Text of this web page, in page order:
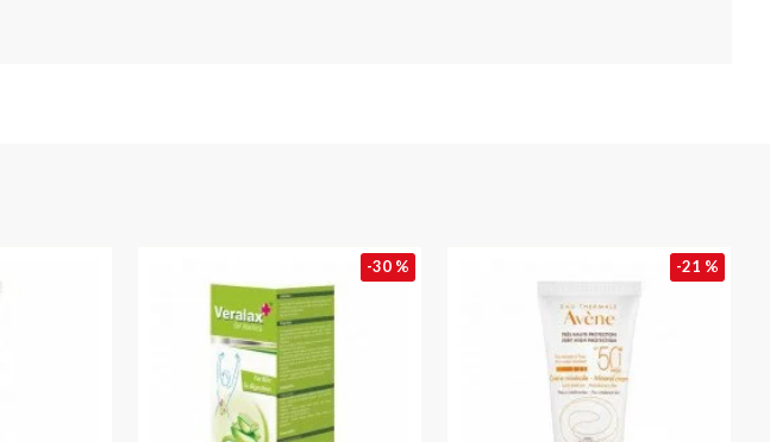
-30 % -21 %